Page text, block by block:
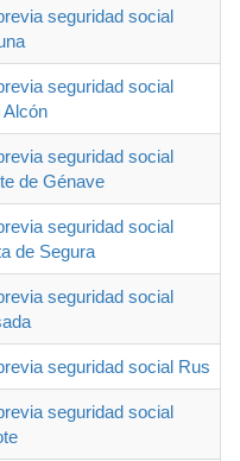
seguridad social
seguridad social
Alcón
seguridad social
de Génave
seguridad social
de Segura
seguridad social
seguridad social Rus
seguridad social